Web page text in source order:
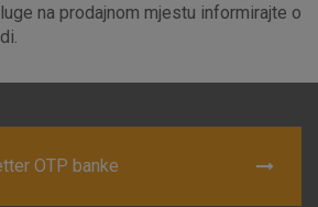
na prodajnom mjestu informirajte o
OTP banke
o kolačićima